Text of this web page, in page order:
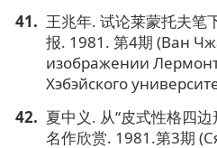
王兆年. 试论莱蒙托夫笔
报. 1981. 第4期 (Ван
изображении
Хэбэйского
夏中义. 从“皮式性格四
名作欣赏. 1981.第3期